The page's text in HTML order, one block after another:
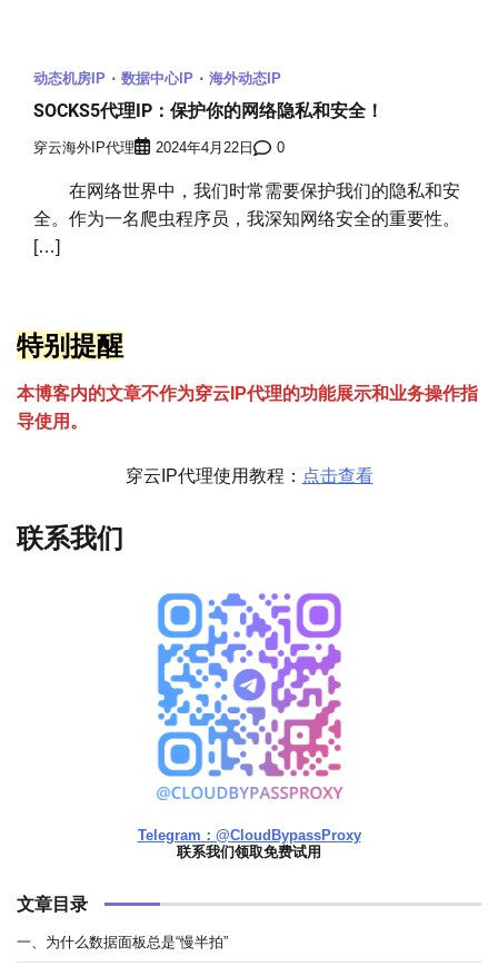
动态机房IP 数据中心IP 海外动态IP
SOCKS5代理IP：保护你的网络隐私和安全！
穿云海外IP代理 2024年4月22日 0
在网络世界中，我们时常需要保护我们的隐私和安
全。作为一名爬虫程序员，我深知网络安全的重要性。
[…]
特别提醒
本博客内的文章不作为穿云 P代理的功能展示和业务操作指
导使用。
穿云IP代理使用教程： 点击查看
联系我们
Telegram：@CloudBypassProxy
联系我们领取免费试用
文章目录
一、为什么数据面板总是“慢半拍”